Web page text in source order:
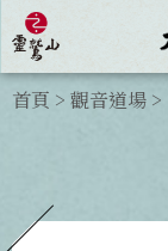
首頁 > 觀音道場 >